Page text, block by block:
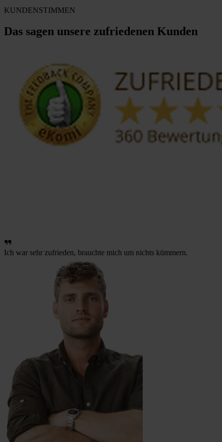
KUNDENSTIMMEN
Das sagen unsere zufriedenen Kunden
Ich war sehr zufrieden, brauchte mich um nichts kümmern.